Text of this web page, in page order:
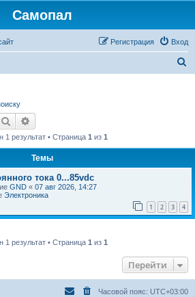
Самопал
Вход
Регистрация
Поиск
1 результат • Страница 1 из 1
Темы
тока 0...85vdc
GND « 07 авг 2026, 14:27
Электроника
1 2 3 4
1 результат • Страница 1 из 1
Перейти
Часовой пояс: UTC+03:00